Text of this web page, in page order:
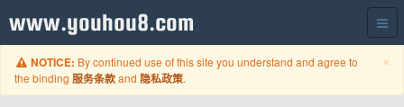
www.youhou8.com
×
NOTICE: By continued use of this site you understand and agree to
the binding 服务条款and 隐私政策.